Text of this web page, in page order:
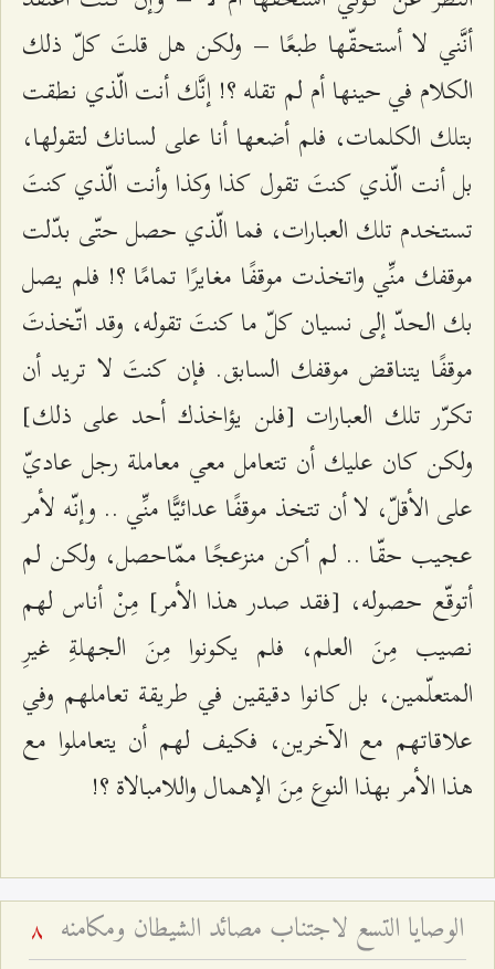
أنَّني لا أستحقّها طبعًا – ولكن هل قلتَ كلّ ذلك
الكلام في حينها أم لم تقله ؟! إنَّك أنت الّذي نطقت
بتلك الكلمات، فلم أضعها أنا على لسانك لتقولها،
بل أنت الّذي كنتَ تقول كذا وكذا وأنت الّذي كنتَ
تستخدم تلك العبارات، فما الّذي حصل حتّى بدّلت
موقفك منِّي واتخذت موقفًا مغايرًا تمامًا ؟! فلم يصل
بك الحدّ إلى نسيان كلّ ما كنتَ تقوله، وقد اتّخذتَ
موقفًا يتناقض موقفك السابق. فإن كنتَ لا تريد أن
تكرّر تلك العبارات [فلن يؤاخذك أحد على ذلك]
ولكن كان عليك أن تتعامل معي معاملة رجل عاديّ
على الأقلّ، لا أن تتخذ موقفًا عدائيًّا منِّي .. وإنّه لأمر
عجيب حقّا .. لم أكن منزعجًا ممّاحصل، ولكن لم
أتوقّع حصوله، [فقد صدر هذا الأمر] مِنْ أناس لهم
نصيب مِنَ العلم، فلم يكونوا مِنَ الجهلةِ غيرِ
المتعلّمين، بل كانوا دقيقين في طريقة تعاملهم وفي
علاقاتهم مع الآخرين، فكيف لهم أن يتعاملوا مع
هذا الأمر بهذا النوع مِنَ الإهمال واللامبالاة ؟!
الوصايا التسع لاجتناب مصائد الشيطان ومكامنه 8